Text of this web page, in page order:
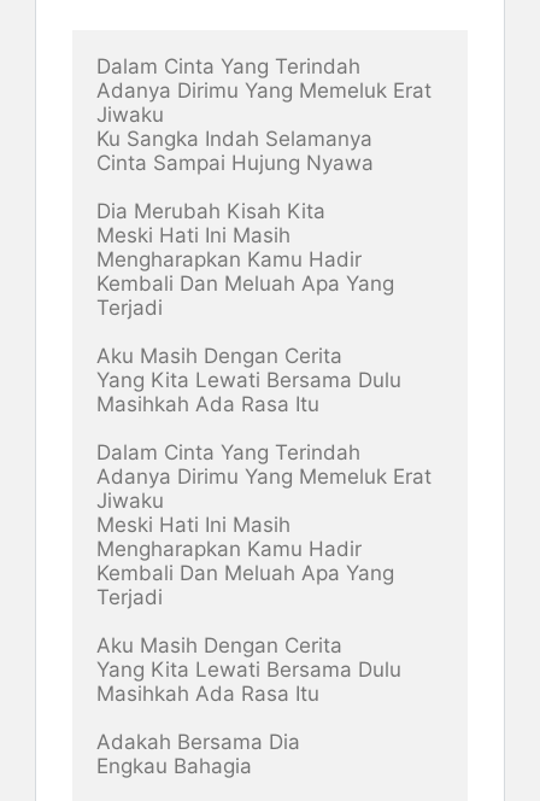
Dalam Cinta Yang Terindah
Adanya Dirimu Yang Memeluk Erat
Jiwaku
Ku Sangka Indah Selamanya
Cinta Sampai Hujung Nyawa
Dia Merubah Kisah Kita
Meski Hati Ini Masih
Mengharapkan Kamu Hadir
Kembali Dan Meluah Apa Yang
Terjadi
Aku Masih Dengan Cerita
Yang Kita Lewati Bersama Dulu
Masihkah Ada Rasa Itu
Dalam Cinta Yang Terindah
Adanya Dirimu Yang Memeluk Erat
Jiwaku
Meski Hati Ini Masih
Mengharapkan Kamu Hadir
Kembali Dan Meluah Apa Yang
Terjadi
Aku Masih Dengan Cerita
Yang Kita Lewati Bersama Dulu
Masihkah Ada Rasa Itu
Adakah Bersama Dia
Engkau Bahagia